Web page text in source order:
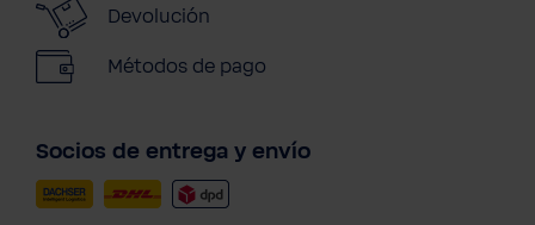
Devolución
Métodos de pago
Socios de entrega y envío